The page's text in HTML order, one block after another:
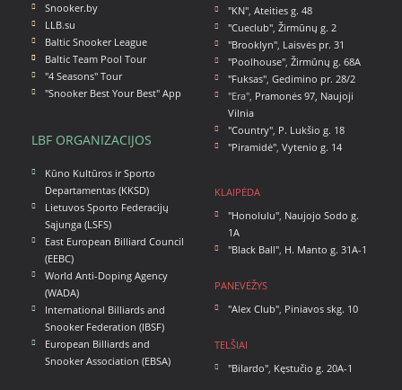
Snooker.by
LLB.su
Baltic Snooker League
Baltic Team Pool Tour
"4 Seasons" Tour
"Snooker Best Your Best" App
LBF ORGANIZACIJOS
Kūno Kultūros ir Sporto
Departamentas (KKSD)
Lietuvos Sporto Federacijų
Sąjunga (LSFS)
East European Billiard Council
(EEBC)
World Anti-Doping Agency
(WADA)
International Billiards and
Snooker Federation (IBSF)
European Billiards and
Snooker Association (EBSA)
"KN", Ateities g. 48
"Cueclub", Žirmūnų g. 2
"Brooklyn", Laisvės pr. 31
"Poolhouse", Žirmūnų g. 68A
"Fuksas", Gedimino pr. 28/2
"Era", Pramonės 97, Naujoji
Vilnia
"Country", P. Lukšio g. 18
"Piramidė", Vytenio g. 14
KLAIPĖDA
"Honolulu", Naujojo Sodo g.
1A
"Black Ball", H. Manto g. 31A-1
PANEVĖŽYS
"Alex Club", Piniavos skg. 10
TELŠIAI
"Bilardo", Kęstučio g. 20A-1